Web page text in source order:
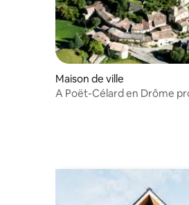
Maison de ville
A Poët-Célard en